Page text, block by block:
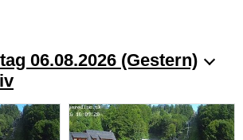
06.08.2026 (Gestern)